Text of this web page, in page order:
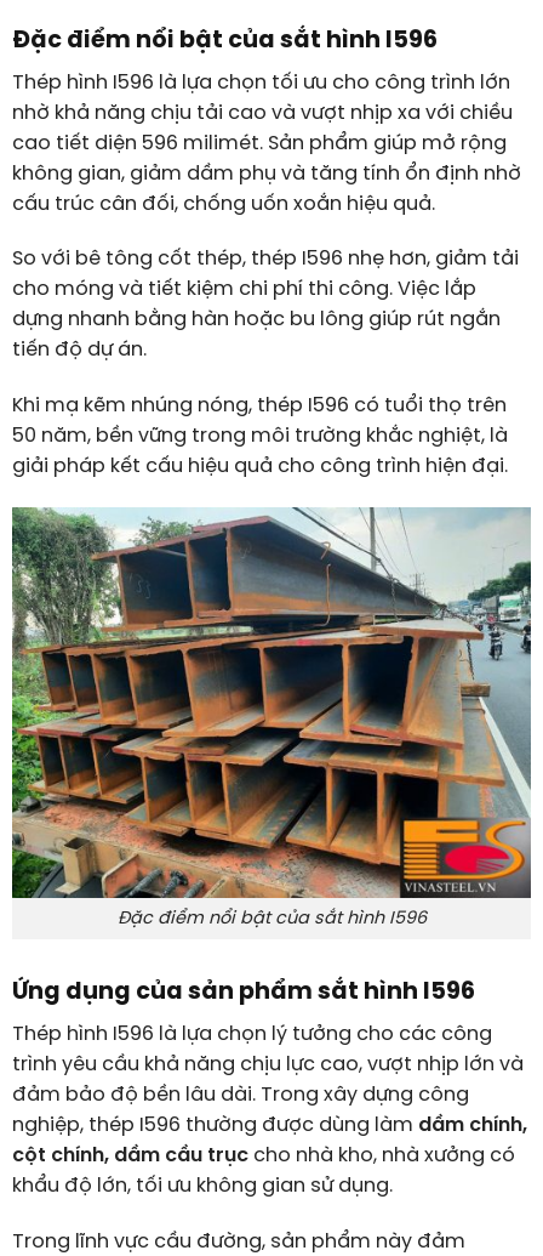
Đặc điểm nổi bật của sắt hình I596
Thép hình I596 là lựa chọn tối ưu cho công trình lớn
nhờ khả năng chịu tải cao và vượt nhịp xa với chiều
cao tiết diện 596 milimét. Sản phẩm giúp mở rộng
không gian, giảm dầm phụ và tăng tính ổn định nhờ
cấu trúc cân đối, chống uốn xoắn hiệu quả.
So với bê tông cốt thép, thép I596 nhẹ hơn, giảm tải
cho móng và tiết kiệm chi phí thi công. Việc lắp
dựng nhanh bằng hàn hoặc bu lông giúp rút ngắn
tiến độ dự án.
Khi mạ kẽm nhúng nóng, thép I596 có tuổi thọ trên
50 năm, bền vững trong môi trường khắc nghiệt, là
giải pháp kết cấu hiệu quả cho công trình hiện đại.
Đặc điểm nổi bật của sắt hình I596
Ứng dụng của sản phẩm sắt hình I596
Thép hình I596 là lựa chọn lý tưởng cho các công
trình yêu cầu khả năng chịu lực cao, vượt nhịp lớn và
đảm bảo độ bền lâu dài. Trong xây dựng công
nghiệp, thép I596 thường được dùng làm dầm chính,
cột chính, dầm cầu trụccho nhà kho, nhà xưởng có
khẩu độ lớn, tối ưu không gian sử dụng.
Trong lĩnh vực cầu đường, sản phẩm này đảm